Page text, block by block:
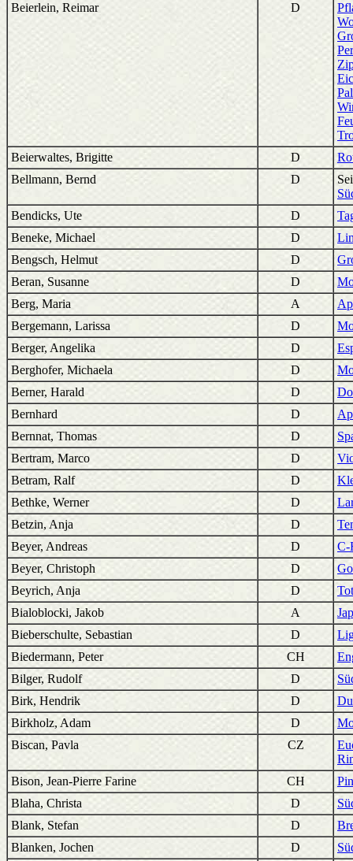
Beierlein, Reimar
D
Beierwaltes, Brigitte
D
Bellmann, Bernd
D
Bendicks, Ute
D
Beneke, Michael
D
Bengsch, Helmut
D
Beran, Susanne
D
Berg, Maria
A
Bergemann, Larissa
D
Berger, Angelika
D
Berghofer, Michaela
D
Berner, Harald
D
Bernhard
D
Bernnat, Thomas
D
Bertram, Marco
D
Betram, Ralf
D
Bethke, Werner
D
Betzin, Anja
D
Beyer, Andreas
D
C-
Beyer, Christoph
D
Beyrich, Anja
D
Bialoblocki, Jakob
A
Bieberschulte, Sebastian
D
Biedermann, Peter
CH
Bilger, Rudolf
D
Birk, Hendrik
D
Birkholz, Adam
D
Biscan, Pavla
CZ
Bison, Jean-Pierre Farine
CH
Blaha, Christa
D
Blank, Stefan
D
Blanken, Jochen
D